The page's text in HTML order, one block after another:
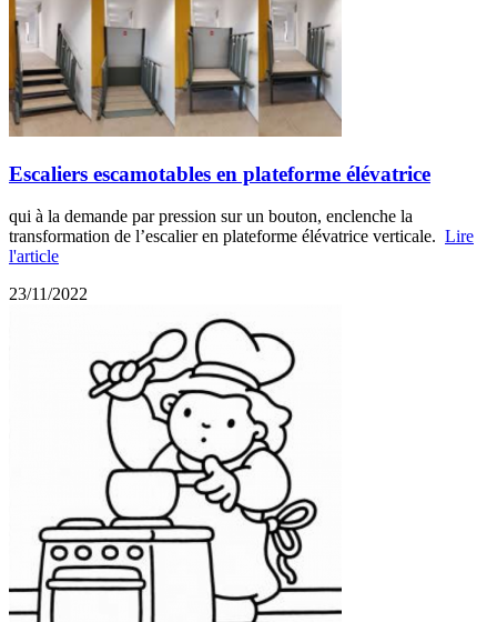
Escaliers escamotables en plateforme élévatrice
qui à la demande par pression sur un bouton, enclenche la
transformation de l’escalier en plateforme élévatrice verticale. Lire
l'article
23/11/2022